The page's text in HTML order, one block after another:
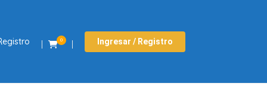
0 Ingresar / Registro